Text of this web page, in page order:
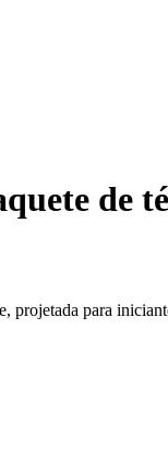
de
projetada para